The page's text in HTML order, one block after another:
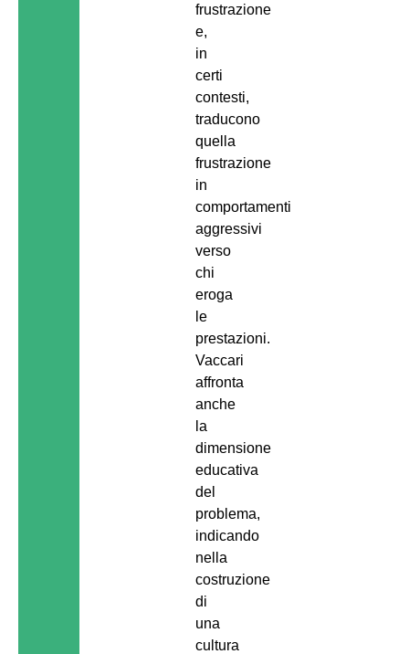
frustrazione
e,
in
certi
contesti,
traducono
quella
frustrazione
in
comportamenti
aggressivi
verso
chi
eroga
le
prestazioni.
Vaccari
affronta
anche
la
dimensione
educativa
del
problema,
indicando
nella
costruzione
di
una
cultura